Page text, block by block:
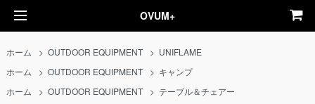
OVUM+
ホーム >OUTDOOR EQUIPMENT > UNIFLAME
ホーム
>OUTDOOR EQUIPMENT > キャンプ
ホーム
>OUTDOOR EQUIPMENT > テーブル＆チェアー